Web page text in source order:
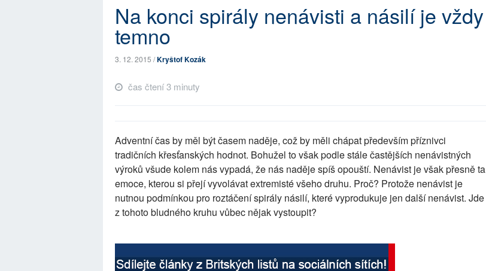
Na konci spirály nenávisti a násilí je vždy
temno
3. 12. 2015 /Kryštof Kozák
čas čtení 3 minuty
Adventní čas by měl být časem naděje, což by měli chápat především příznivci
tradičních křesťanských hodnot. Bohužel to však podle stále častějších nenávistných
výroků všude kolem nás vypadá, že nás naděje spíš opouští. Nenávist je však přesně ta
emoce, kterou si přejí vyvolávat extremisté všeho druhu. Proč? Protože nenávist je
nutnou podmínkou pro roztáčení spirály násilí, které vyprodukuje jen další nenávist. Jde
z tohoto bludného kruhu vůbec nějak vystoupit?